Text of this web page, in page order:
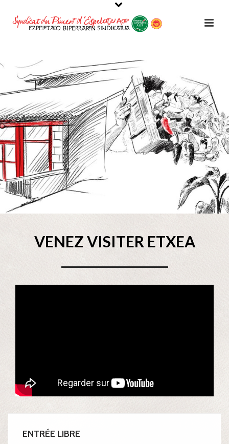
VENEZ VISITER ETXEA
ENTRÉE LIBRE